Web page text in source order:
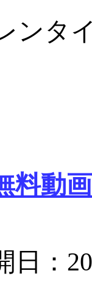
ンタ
料動
日：